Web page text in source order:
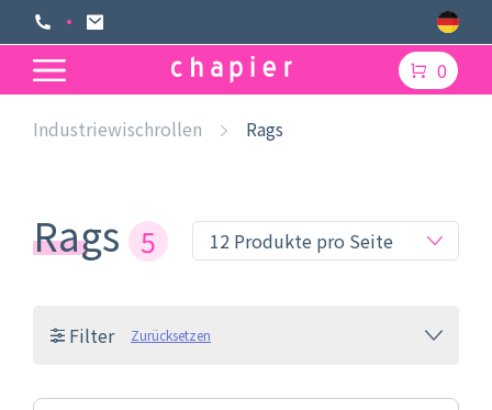
0
Industriewischrollen Rags
Rags 5
Filter Zurücksetzen